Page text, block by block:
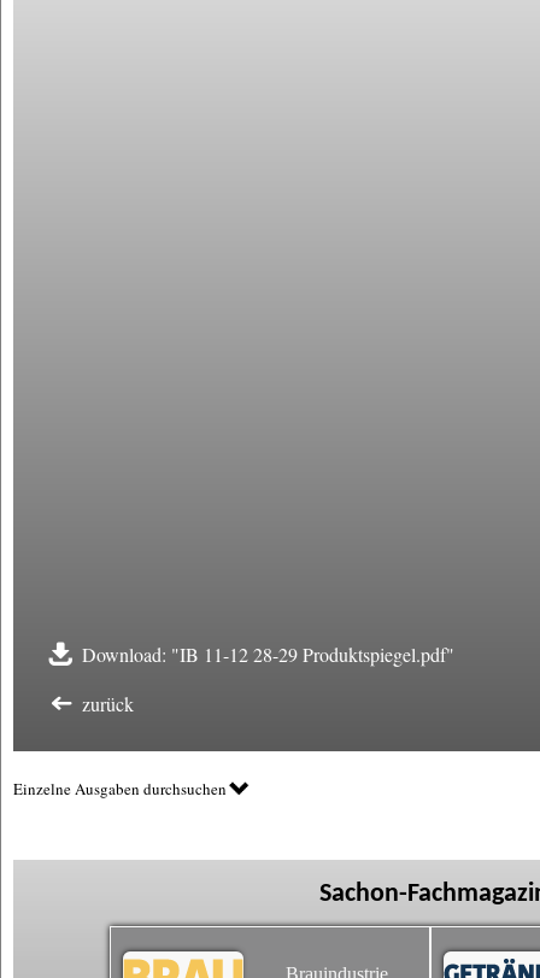
Download: "IB 11-12 28-29 Produktspiegel.pdf"
zurück
Einzelne Ausgaben durchsuchen
Sachon-
Brauindustrie